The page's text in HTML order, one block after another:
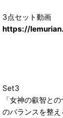
3点セット動画
https://
Set3
「女神の叡智と
のバランスを整え